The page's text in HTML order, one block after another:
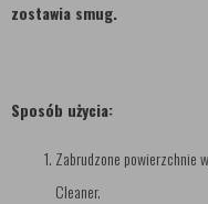
zostawia smug.
Sposób użycia:
Zabrudzone powierzchnie
Cleaner.